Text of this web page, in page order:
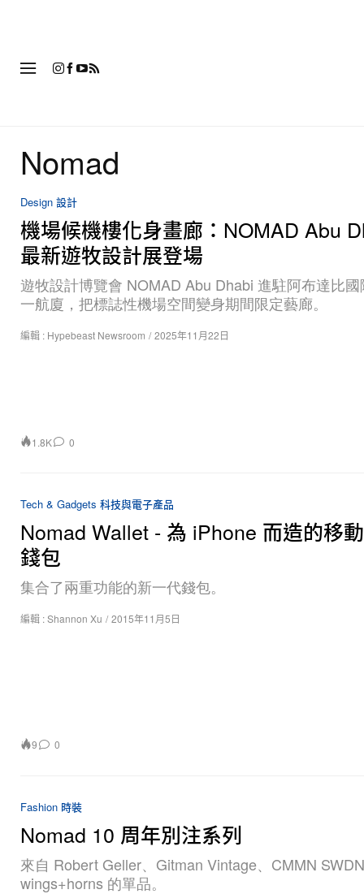
Nomad
Design 設計
機場候機樓化身畫廊：NOMAD Abu
最新遊牧設計展登場
遊牧設計博覽會 NOMAD Abu Dhabi 進駐阿布達比
一航廈，把標誌性機場空間變身期間限定藝廊。
編輯 : Hypebeast Newsroom / 2025年11月22日
1.8K 0
Tech & Gadgets 科技與電子產品
Nomad Wallet - 為 iPhone 而造的移
錢包
集合了兩重功能的新一代錢包。
編輯 :Shannon Xu / 2015年11月5日
9 0
Fashion 時裝
Nomad 10 周年別注系列
來自 Robert Geller、Gitman Vintage、CMMN
wings+horns 的單品。